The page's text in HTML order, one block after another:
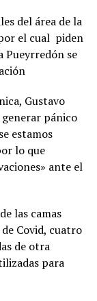
del área de la
el cual piden
Pueyrredón se
Gustavo
pánico
estamos
lo que
ante el
las camas
Covid, cuatro
de otra
para